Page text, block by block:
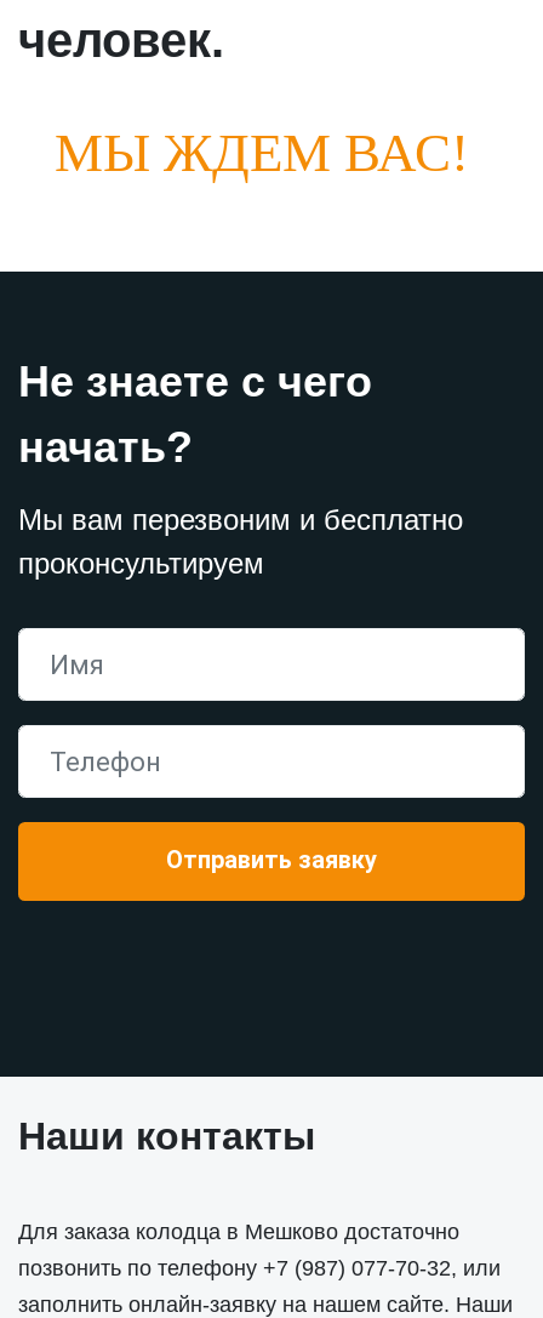
человек.
МЫ ЖДЕМ ВАС!
Не знаете с чего
начать?
Мы вам перезвоним и бесплатно
проконсультируем
Наши контакты
Для заказа колодца в Мешково достаточно
позвонить по телефону +7 (987) 077-70-32, или
заполнить онлайн-заявку на нашем сайте. Наши